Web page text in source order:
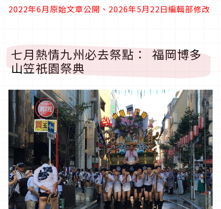
2022年6月原始文章公開、2026年5月22日編輯部修改
七月熱情九州必去祭點： 福岡博多
山笠祇園祭典